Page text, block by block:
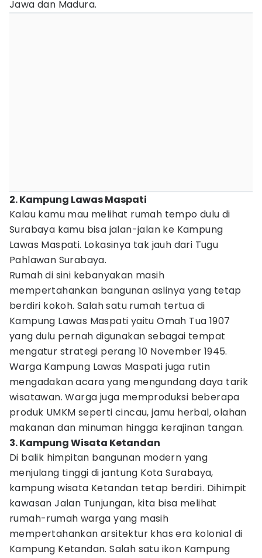
Jawa dan Madura.
2. Kampung Lawas Maspati
Kalau kamu mau melihat rumah tempo dulu di
Surabaya kamu bisa jalan-jalan ke Kampung
Lawas Maspati. Lokasinya tak jauh dari Tugu
Pahlawan Surabaya.
Rumah di sini kebanyakan masih
mempertahankan bangunan aslinya yang tetap
berdiri kokoh. Salah satu rumah tertua di
Kampung Lawas Maspati yaitu Omah Tua 1907
yang dulu pernah digunakan sebagai tempat
mengatur strategi perang 10 November 1945.
Warga Kampung Lawas Maspati juga rutin
mengadakan acara yang mengundang daya tarik
wisatawan. Warga juga memproduksi beberapa
produk UMKM seperti cincau, jamu herbal, olahan
makanan dan minuman hingga kerajinan tangan.
3. Kampung Wisata Ketandan
Di balik himpitan bangunan modern yang
menjulang tinggi di jantung Kota Surabaya,
kampung wisata Ketandan tetap berdiri. Dihimpit
kawasan Jalan Tunjungan, kita bisa melihat
rumah-rumah warga yang masih
mempertahankan arsitektur khas era kolonial di
Kampung Ketandan. Salah satu ikon Kampung